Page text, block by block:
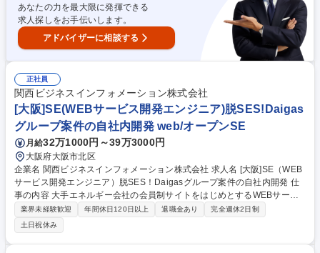
あなたの力を最大限に発揮できる
求人探しをお手伝いします。
アドバイザーに相談する
正社員
関西ビジネスインフォメーション株式会社
[大阪]SE(WEBサービス開発エンジニア)脱SES!Daigas
グループ案件の自社内開発 web/オープンSE
月給32万1000円～39万3000円
大阪府大阪市北区
企業名 関西ビジネスインフォメーション株式会社 求人名 [大阪]SE（WEB
サービス開発エンジニア）脱SES！Daigasグループ案件の自社内開発 仕
事の内容 大手エネルギー会社の会員制サイトをはじめとするWEBサービ
スの開発プロジェクトに参画して頂きます。会員制サイトをはじめ,日々の
暮らしに役立つWEBサービス開発の企画・構想～導入まで一貫して携われ
ます。 WEBサービスの運営では日々細かな改善を続けていくため,1案件
あたり数人日～数人月程度と小規模な案件が多いのが特徴です。 [詳細]◆
業界未経験歓迎 年間休日120日以上 退職金あり
完全週休2日制
土日祝休み